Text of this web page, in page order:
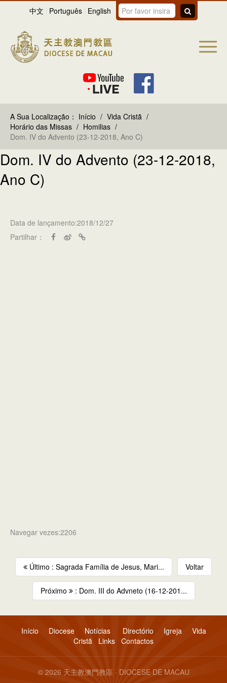
中文 Português English
A Sua Localização： Início / Vida Cristã /
Horário das Missas / Homilias /
Dom. IV do Advento (23-12-2018, Ano C)
Dom. IV do Advento (23-12-2018,
Ano C)
Data de lançamento:2018/12/27
Partilhar：
Navegar vezes:2206
Último : Sagrada Família de Jesus, Mari... Voltar
Próximo : Dom. III do Advneto (16-12-201...
Início Diocese Notícias Directório Igreja
Vida
Cristã
Links Contactos
© 2026 天主教澳門教區 · DIOCESE DE MACAU